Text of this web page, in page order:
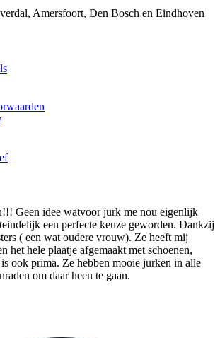
Amersfoort, Den Bosch en Eindhoven
Geen idee watvoor jurk me nou eigenlijk
een perfecte keuze geworden. Dankzij
( een wat oudere vrouw). Ze heeft mij
het hele plaatje afgemaakt met schoenen,
ook prima. Ze hebben mooie jurken in alle
om daar heen te gaan.